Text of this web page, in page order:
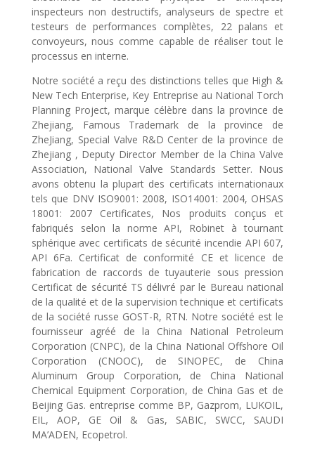
inspecteurs non destructifs, analyseurs de spectre et
testeurs de performances complètes, 22 palans et
convoyeurs, nous comme capable de réaliser tout le
processus en interne.
Notre société a reçu des distinctions telles que High &
New Tech Enterprise, Key Entreprise au National Torch
Planning Project, marque célèbre dans la province de
Zhejiang, Famous Trademark de la province de
ZheJiang, Special Valve R&D Center de la province de
Zhejiang , Deputy Director Member de la China Valve
Association, National Valve Standards Setter. Nous
avons obtenu la plupart des certificats internationaux
tels que DNV ISO9001: 2008, ISO14001: 2004, OHSAS
18001: 2007 Certificates, Nos produits conçus et
fabriqués selon la norme API, Robinet à tournant
sphérique avec certificats de sécurité incendie API 607,
API 6Fa. Certificat de conformité CE et licence de
fabrication de raccords de tuyauterie sous pression
Certificat de sécurité TS délivré par le Bureau national
de la qualité et de la supervision technique et certificats
de la société russe GOST-R, RTN. Notre société est le
fournisseur agréé de la China National Petroleum
Corporation (CNPC), de la China National Offshore Oil
Corporation (CNOOC), de SINOPEC, de China
Aluminum Group Corporation, de China National
Chemical Equipment Corporation, de China Gas et de
Beijing Gas. entreprise comme BP, Gazprom, LUKOIL,
EIL, AOP, GE Oil & Gas, SABIC, SWCC, SAUDI
MA’ADEN, Ecopetrol.